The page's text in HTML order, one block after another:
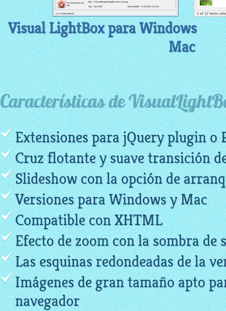
Visual LightBox para Windows
Mac
Características de
Extensiones para jQuery plugin o
Cruz flotante y suave transición
Slideshow con la opción de
Versiones para Windows y Mac
Compatible con XHTML
Efecto de zoom con la sombra de
Las esquinas redondeadas de la
Imágenes de gran tamaño apto
navegador